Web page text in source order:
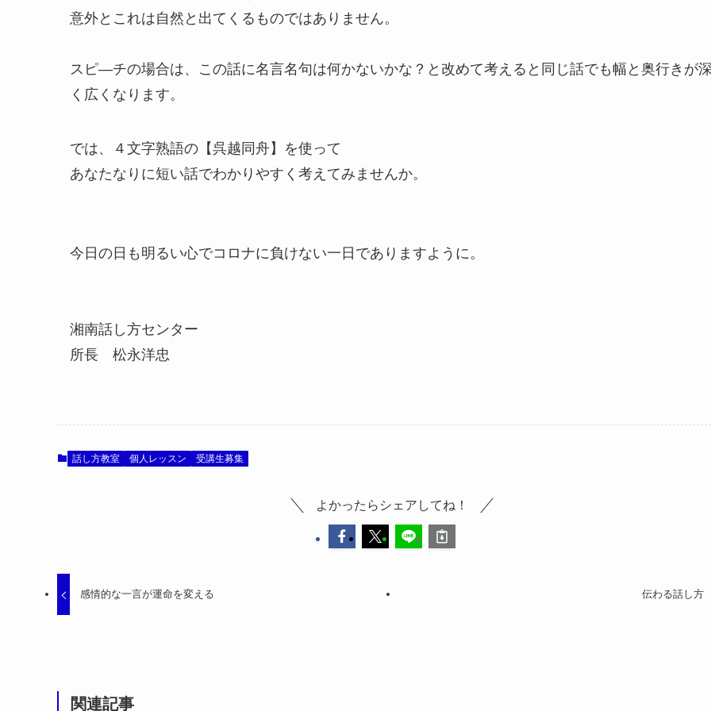
意外とこれは自然と出てくるものではありません。
スピ―チの場合は、この話に名言名句は何かないかな？と改めて考えると同じ話でも幅と奥行きが
く広くなります。
では、４文字熟語の【呉越同舟】を使って
あなたなりに短い話でわかりやすく考えてみませんか。
今日の日も明るい心でコロナに負けない一日でありますように。
湘南話し方センター
所長 松永洋忠
話し方教室 個人レッスン 受講生募集
よかったらシェアしてね！
感情的な一言が運命を変える 伝わる話し方
関連記事